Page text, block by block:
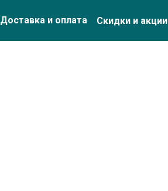
Доставка и оплата Скидки и акции